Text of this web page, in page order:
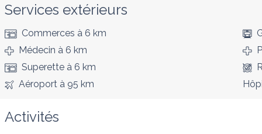
Services extérieurs
Commerces à 6 km
Médecin à 6 km
Superette à 6 km
Aéroport à 95 km
Activités